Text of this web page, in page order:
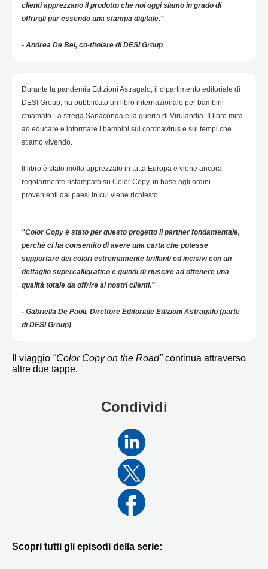
clienti apprezzano il prodotto che noi oggi siamo in grado di
offrirgli pur essendo una stampa digitale."
​​​​​​​- Andrea De Bei, co-titolare di DESI Group
Durante la pandemia Edizioni Astragalo, il dipartimento editoriale di
DESI Group, ha pubblicato un libro internazionale per bambini
chiamato La strega Sanaconda e la guerra di Virulandia. Il libro mira
ad educare e informare i bambini sul coronavirus e sui tempi che
stiamo vivendo.
Il libro è stato molto apprezzato in tutta Europa e viene ancora
regolarmente ristampato su Color Copy, in base agli ordini
provenienti dai paesi in cui viene richiesto​​​​​​​
"Color Copy è stato per questo progetto il partner fondamentale,
perché ci ha consentito di avere una carta che potesse
supportare dei colori estremamente brillanti ed incisivi con un
dettaglio supercalligrafico e quindi di riuscire ad ottenere una
qualità totale da offrire ai nostri clienti."
​​​​​​​- Gabriella De Paoli, Direttore Editoriale Edizioni Astragalo (parte
di DESI Group)
Il viaggio "Color Copy on the Road"continua attraverso
altre due tappe.
Condividi
Scopri tutti gli episodi della serie: